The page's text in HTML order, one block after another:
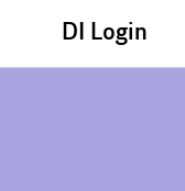
DI Login